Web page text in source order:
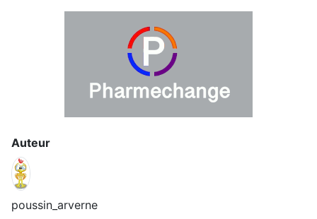
Auteur
poussin_arverne